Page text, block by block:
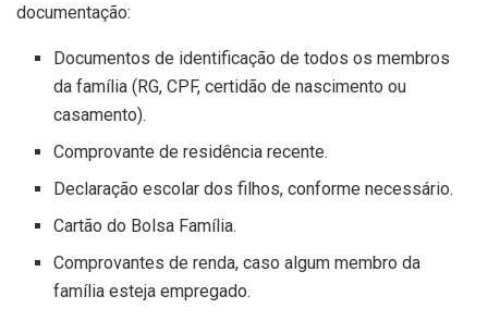
documentação:
Documentos de identificação de todos os membros
da família (RG, CPF, certidão de nascimento ou
casamento).
Comprovante de residência recente.
Declaração escolar dos filhos, conforme necessário.
Cartão do Bolsa Família.
Comprovantes de renda, caso algum membro da
família esteja empregado.